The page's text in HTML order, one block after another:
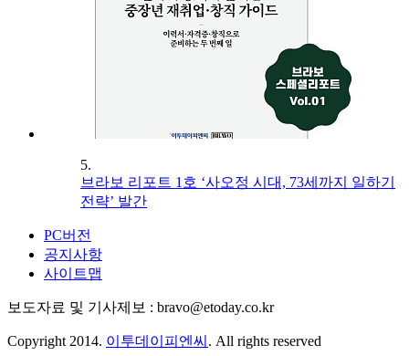
5.
브라보 리포트 1호 ‘사오정 시대, 73세까지 일하기
전략’ 발간
PC버전
공지사항
사이트맵
보도자료 및 기사제보 : bravo@etoday.co.kr
Copyright 2014. 이투데이피엔씨 . All rights reserved